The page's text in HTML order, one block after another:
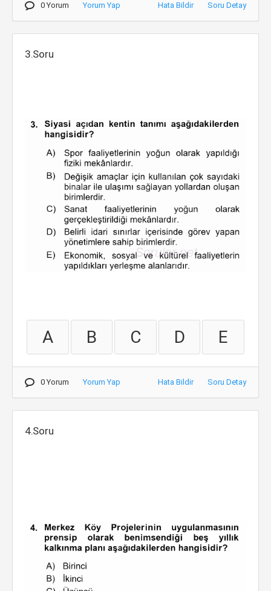
0 Yorum Yorum Yap Hata Bildir Soru Detay
3.Soru
A B C D E
0 Yorum Yorum Yap Hata Bildir Soru Detay
4.Soru